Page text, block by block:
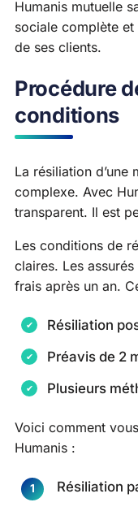
Humanis mutuelle
sociale complète
de ses clients.
Procédure
conditions
La résiliation d’une
complexe. Avec
transparent. Il est
Les conditions de
claires. Les
frais après un an.
Résiliation
Préavis de 2
Plusieurs
Voici comment
Humanis :
Résiliation